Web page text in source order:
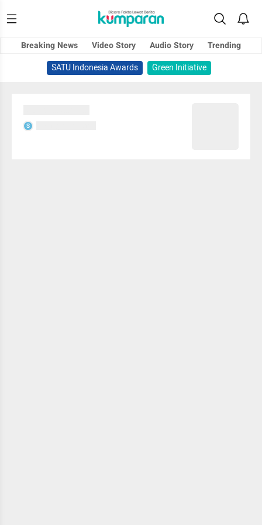
Breaking News Video Story Audio Story
Trending
SATU Indonesia Awards
Green Initiative
S